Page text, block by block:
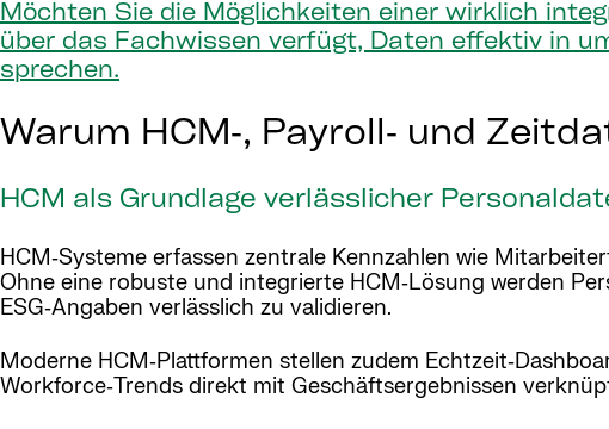
Möchten Sie die Möglichkeiten einer wirklich
über das Fachwissen verfügt, Daten effektiv in
sprechen.
Warum HCM‑, Payroll‑ und
HCM als Grundlage verlässlicher
HCM‑Systeme erfassen zentrale Kennzahlen wie
Ohne eine robuste und integrierte HCM‑Lösung werden
ESG‑Angaben verlässlich zu validieren.
Moderne HCM‑Plattformen stellen zudem
Workforce‑Trends direkt mit Geschäftsergebnissen